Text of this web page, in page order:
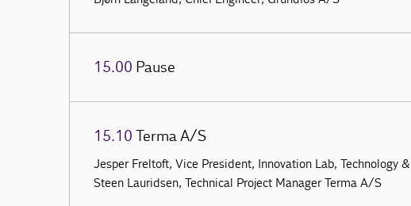
15.00 Pause
15.10 Terma A/S
Jesper Freltoft, Vice President, Innovation Lab, Technology
Steen Lauridsen, Technical Project Manager Terma A/S